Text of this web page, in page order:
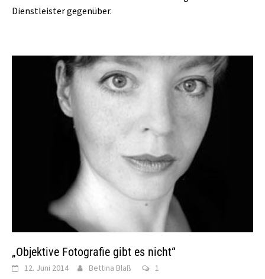
Dienstleister gegenüber.
„Objektive Fotografie gibt es nicht“
12. Juni 2014 Bettina Blaß 1